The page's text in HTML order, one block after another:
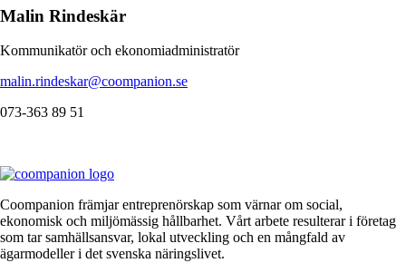
Malin Rindeskär
Kommunikatör och ekonomiadministratör
malin.rindeskar@coompanion.se
073-363 89 51
Coompanion främjar entreprenörskap som värnar om social,
ekonomisk och miljömässig hållbarhet. Vårt arbete resulterar i företag
som tar samhällsansvar, lokal utveckling och en mångfald av
ägarmodeller i det svenska näringslivet.